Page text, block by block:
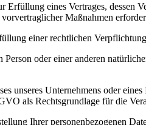
Erfüllung eines Vertrages,
Maßnahmen
einer rechtlichen
oder einer anderen
unseres Unternehmens oder
als Rechtsgrundlage für die
Ihrer personenbezogenen